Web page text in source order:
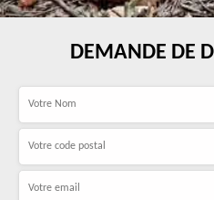
DEMANDE DE